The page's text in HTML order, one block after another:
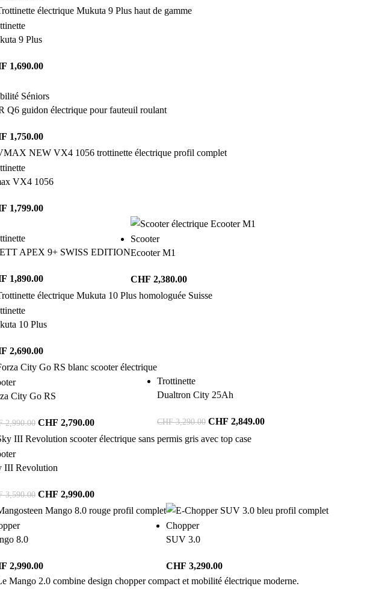
9 Plus
1,690.00
Séniors
Q6 guidon électrique pour fauteuil roulant
1,750.00
VX4 1056
1,799.00
APEX 9+ SWISS EDITION
1,890.00
Scooter
Ecooter M1
CHF 2,380.00
10 Plus
2,690.00
City Go RS
2,990.00 CHF 2,790.00
Trottinette
Dualtron City 25Ah
CHF3,290.00 CHF 2,849.00
III Revolution
3,590.00 CHF 2,990.00
8.0
2,990.00
Chopper
SUV 3.0
CHF 3,290.00